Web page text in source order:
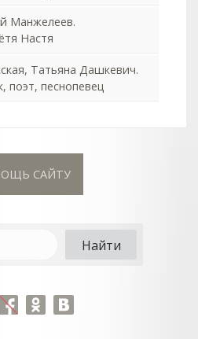
Манжелеев.
Настя
Татьяна Дашкевич.
поэт, песнопевец
САЙТУ